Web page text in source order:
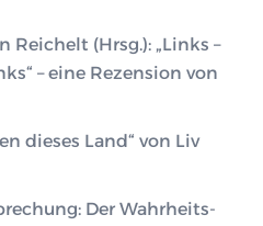
Reichelt (Hrsg.): „Links –
– eine Rezension von
dieses Land“ von Liv
Der Wahrheits-